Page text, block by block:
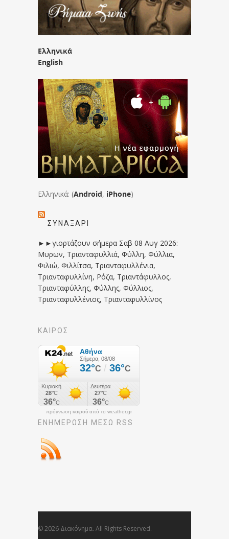
Ελληνικά
English
Ελληνικά: (Android, iPhone)
ΣΥΝΑΞΆΡΙ
►►γιορτάζουν σήμερα Σαβ 08 Αυγ 2026:
Μυρων, Τριανταφυλλιά, Φύλλη, Φύλλια,
Φιλιώ, Φιλλίτσα, Τριανταφυλλένια,
Τριανταφυλλίνη, Ρόζα, Τριαντάφυλλος,
Τριανταφύλλης, Φύλλης, Φύλλιος,
Τριανταφυλλένιος, Τριανταφυλλίνος
ΚΑΙΡΟΣ
πρόγνωση καιρού από το weather.gr
ΕΝΗΜΈΡΩΣΉ ΜΕΣΩ RSS
© 2026 Διακόνημα. All Rights Reserved.